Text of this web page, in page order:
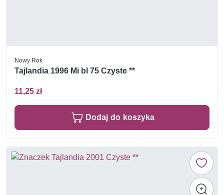
Nowy Rok
Tajlandia 1996 Mi bl 75 Czyste **
11,25 zł
Dodaj do koszyka